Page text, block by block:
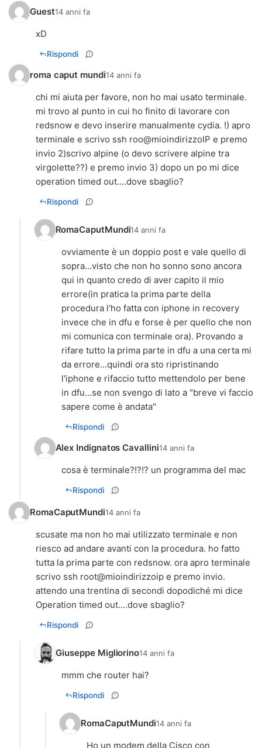
Guest14 anni fa
xD
Rispondi
roma caput mundi14 anni fa
chi mi aiuta per favore, non ho mai usato terminale.
mi trovo al punto in cui ho finito di lavorare con
redsnow e devo inserire manualmente cydia. !) apro
terminale e scrivo ssh roo@mioindirizzoIP e premo
invio 2)scrivo alpine (o devo scrivere alpine tra
virgolette??) e premo invio 3) dopo un po mi dice
operation timed out....dove sbaglio?
Rispondi
RomaCaputMundi14 anni fa
ovviamente è un doppio post e vale quello di
sopra...visto che non ho sonno sono ancora
qui in quanto credo di aver capito il mio
errore(in pratica la prima parte della
procedura l'ho fatta con iphone in recovery
invece che in dfu e forse è per quello che non
mi comunica con terminale ora). Provando a
rifare tutto la prima parte in dfu a una certa mi
da errore...quindi ora sto ripristinando
l'iphone e rifaccio tutto mettendolo per bene
in dfu...se non svengo di lato a "breve vi faccio
sapere come è andata"
Rispondi
Alex Indignatos Cavallini14 anni fa
cosa è terminale?!?!? un programma del mac
Rispondi
RomaCaputMundi14 anni fa
scusate ma non ho mai utilizzato terminale e non
riesco ad andare avanti con la procedura. ho fatto
tutta la prima parte con redsnow. ora apro terminale
scrivo ssh root@mioindirizzoip e premo invio.
attendo una trentina di secondi dopodiché mi dice
Operation timed out....dove sbaglio?
Rispondi
Giuseppe Migliorino14 anni fa
mmm che router hai?
Rispondi
RomaCaputMundi14 anni fa
Ho un modem della Cisco con